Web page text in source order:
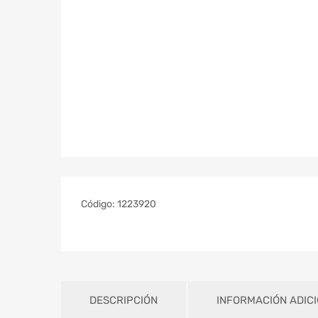
Código: 1223920
DESCRIPCIÓN INFORMACIÓN